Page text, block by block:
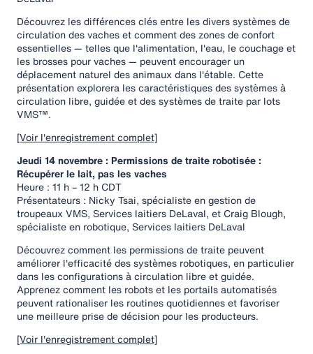
Découvrez les différences clés entre les divers systèmes de
circulation des vaches et comment des zones de confort
essentielles — telles que l'alimentation, l'eau, le couchage et
les brosses pour vaches — peuvent encourager un
déplacement naturel des animaux dans l'étable. Cette
présentation explorera les caractéristiques des systèmes à
circulation libre, guidée et des systèmes de traite par lots
VMS™.
[Voir l'enregistrement complet]
Jeudi 14 novembre : Permissions de traite robotisée :
Récupérer le lait, pas les vaches
Heure : 11 h – 12 h CDT
Présentateurs : Nicky Tsai, spécialiste en gestion de
troupeaux VMS, Services laitiers DeLaval, et Craig Blough,
spécialiste en robotique, Services laitiers DeLaval
Découvrez comment les permissions de traite peuvent
améliorer l'efficacité des systèmes robotiques, en particulier
dans les configurations à circulation libre et guidée.
Apprenez comment les robots et les portails automatisés
peuvent rationaliser les routines quotidiennes et favoriser
une meilleure prise de décision pour les producteurs.
[Voir l'enregistrement complet]